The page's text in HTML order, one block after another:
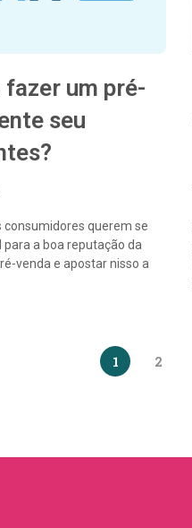
fazer um pré-
seu
querem se
a boa reputação da
venda e apostar nisso a
1 2